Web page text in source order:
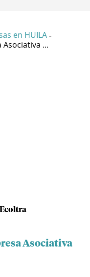
en HUILA -
Asociativa ...
Asociativa